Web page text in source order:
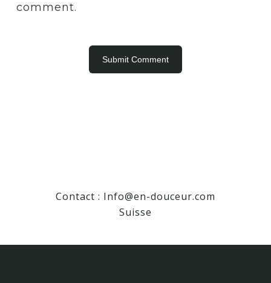
comment.
Contact : Info@en-douceur.com
Suisse